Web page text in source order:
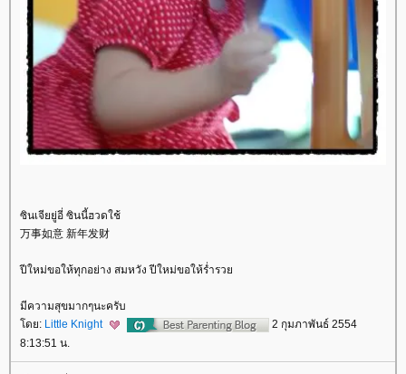
ซินเจียยู่อี่ ซินนี้ฮวดใช้
万事如意 新年发财
ปีใหม่ขอให้ทุกอย่าง สมหวัง ปีใหม่ขอให้ร่ำรว
มีความสุขมากๆนะครับ
ดย: Little Knight
2 กุมภาพันธ์ 2554
8:13:51 น.